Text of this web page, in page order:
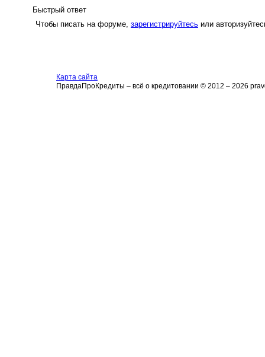
Быстрый ответ
Чтобы писать на форуме, зарегистрируйтесь или
Карта сайта
ПравдаПроКредиты – всё о кредитовании © 2012 – 2026